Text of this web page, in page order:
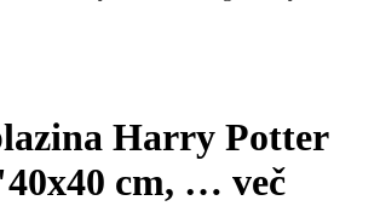
Harry Potter
40x40 cm, … več